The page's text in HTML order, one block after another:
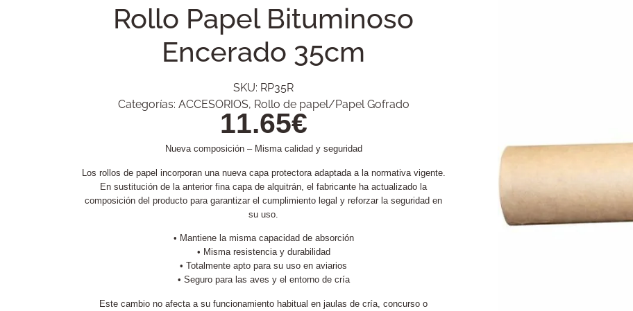
Rollo Papel Bituminoso
Encerado 35cm
SKU: RP35R
Categorías: ACCESORIOS, Rollo de papel/Papel Gofrado
11.65€
Nueva composición – Misma calidad y seguridad
Los rollos de papel incorporan una nueva capa protectora adaptada a la normativa vigente.
En sustitución de la anterior fina capa de alquitrán, el fabricante ha actualizado la
composición del producto para garantizar el cumplimiento legal y reforzar la seguridad en
su uso.
• Mantiene la misma capacidad de absorción
• Misma resistencia y durabilidad
• Totalmente apto para su uso en aviarios
• Seguro para las aves y el entorno de cría
Este cambio no afecta a su funcionamiento habitual en jaulas de cría, concurso o